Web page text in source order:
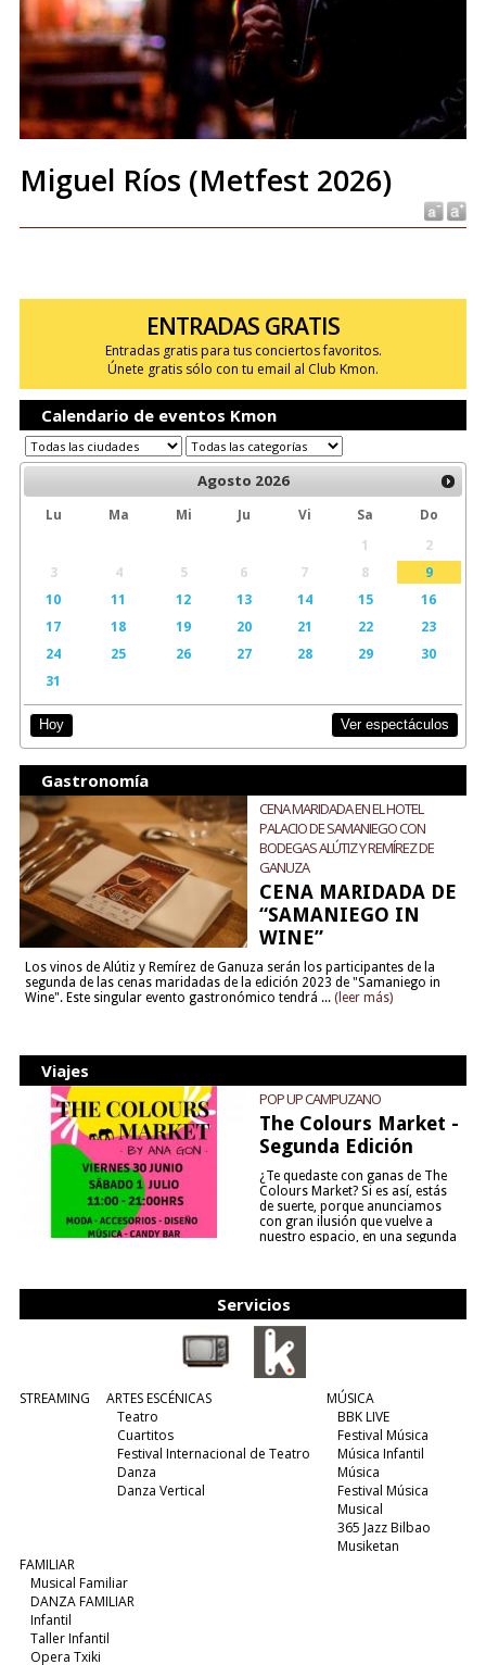
Miguel Ríos (Metfest 2026)
ENTRADAS GRATIS
Entradas gratis para tus conciertos favoritos.
Únete gratis sólo con tu email al Club Kmon.
Calendario de eventos Kmon
Agosto 2026
Lu Ma Mi Ju Vi Sa
Do
1
2
3
4 5 6 7 8
9
10
11 12 13 14 15
16
17
18 19 20 21 22
23
24
25 26 27 28 29
30
31
Hoy Ver espectáculos
Gastronomía
CENA MARIDADA EN EL HOTEL
PALACIO DE SAMANIEGO CON
BODEGAS ALÚTIZ Y REMÍREZ DE
GANUZA
CENA MARIDADA DE
“SAMANIEGO IN
WINE”
Los vinos de Alútiz y Remírez de Ganuza serán los participantes de la
segunda de las cenas maridadas de la edición 2023 de "Samaniego in
Wine". Este singular evento gastronómico tendrá ... (leer más)
Viajes
POP UP CAMPUZANO
The Colours Market -
Segunda Edición
¿Te quedaste con ganas de The
Colours Market? Si es así, estás
de suerte, porque anunciamos
con gran ilusión que vuelve a
nuestro espacio, en una segunda
Servicios
STREAMING
ARTES ESCÉNICAS
Teatro
Cuartitos
Festival Internacional de Teatro
Danza
Danza Vertical
MÚSICA
BBK LIVE
Festival Música
Música Infantil
Música
Festival Música
Musical
365 Jazz Bilbao
Musiketan
FAMILIAR
Musical Familiar
DANZA FAMILIAR
Infantil
Taller Infantil
Opera Txiki